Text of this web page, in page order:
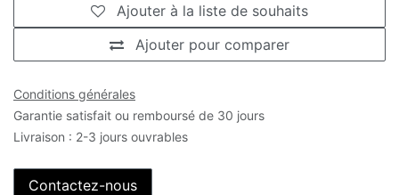
Ajouter pour comparer
Ajouter à la liste de souhaits
Conditions générales
Garantie satisfait ou remboursé de 30 jours
Livraison : 2-3 jours ouvrables
Contactez-nous